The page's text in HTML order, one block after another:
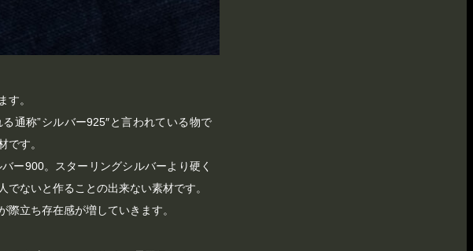
す。
通称”シルバー925″と言われている物で
です。
ー900。スターリングシルバーより硬く
ないと作ることの出来ない素材です。
立ち存在感が増していきます。